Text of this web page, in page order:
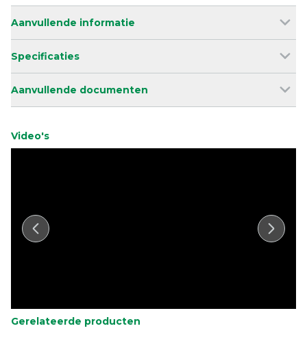
Aanvullende informatie
Specificaties
Aanvullende documenten
Video's
Gerelateerde producten